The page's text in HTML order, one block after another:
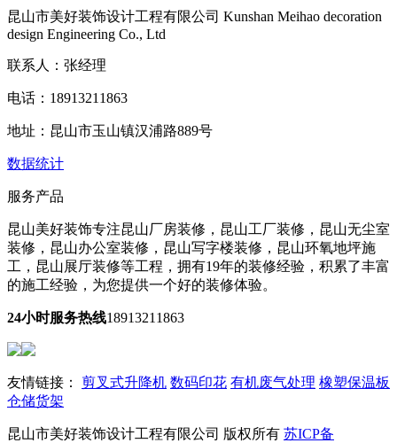
昆山市美好装饰设计工程有限公司 Kunshan Meihao decoration
design Engineering Co., Ltd
联系人：张经理
电话：18913211863
地址：昆山市玉山镇汉浦路889号
数据统计
服务产品
昆山美好装饰专注昆山厂房装修，昆山工厂装修，昆山无尘室
装修，昆山办公室装修，昆山写字楼装修，昆山环氧地坪施
工，昆山展厅装修等工程，拥有19年的装修经验，积累了丰富
的施工经验，为您提供一个好的装修体验。
24小时服务热线18913211863
友情链接： 剪叉式升降机 数码印花 有机废气处理 橡塑保温板
仓储货架
昆山市美好装饰设计工程有限公司 版权所有 苏ICP备